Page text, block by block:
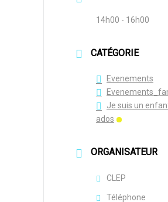
14h00 - 16h00
CATÉGORIE
Evenements
Je suis un
ados
ORGANISATEUR
CLEP
Téléphone